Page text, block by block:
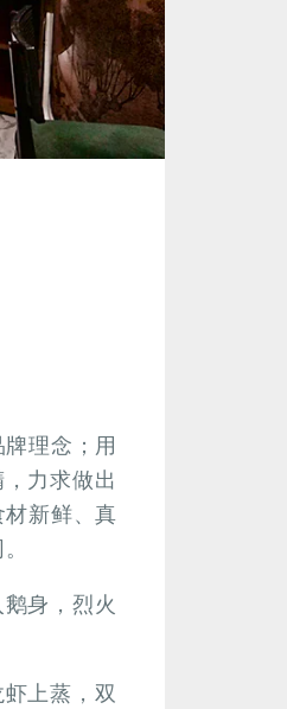
理念；用
力求做出
新鲜、真
身，烈火
上蒸，双